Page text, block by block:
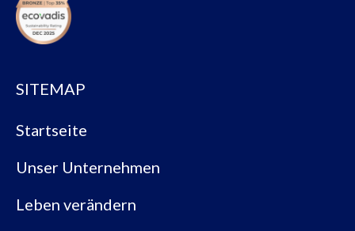
SITEMAP
Startseite
Unser Unternehmen
Leben verändern